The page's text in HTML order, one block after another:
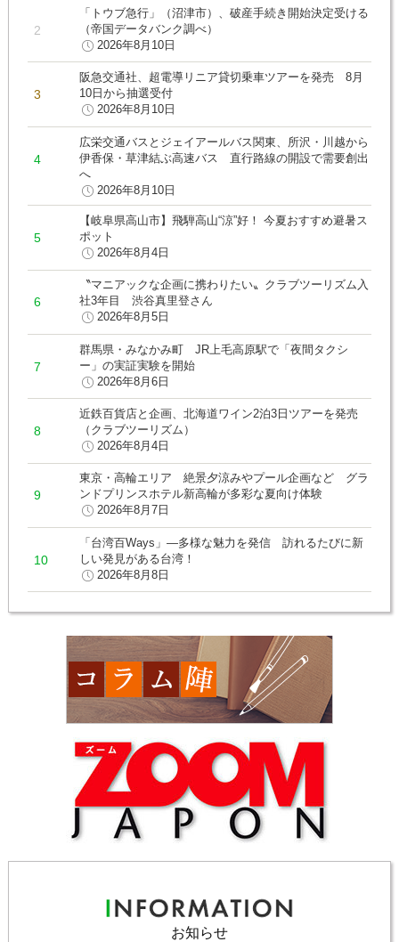
「トウブ急行」（沼津市）、破産手続き開始決定受ける
（帝国データバンク調べ）
2026年8月10日
阪急交通社、超電導リニア貸切乗車ツアーを発売 8月
10日から抽選受付
2026年8月10日
広栄交通バスとジェイアールバス関東、所沢・川越から
伊香保・草津結ぶ高速バス 直行路線の開設で需要創出
へ
2026年8月10日
【岐阜県高山市】飛騨高山“涼”好！ 今夏おすすめ避暑ス
ポット
2026年8月4日
〝マニアックな企画に携わりたい〟クラブツーリズム入
社3年目 渋谷真里登さん
2026年8月5日
群馬県・みなかみ町 JR上毛高原駅で「夜間タクシ
ー」の実証実験を開始
2026年8月6日
近鉄百貨店と企画、北海道ワイン2泊3日ツアーを発売
（クラブツーリズム）
2026年8月4日
東京・高輪エリア 絶景夕涼みやプール企画など グラ
ンドプリンスホテル新高輪が多彩な夏向け体験
2026年8月7日
「台湾百Ways」―多様な魅力を発信 訪れるたびに新
しい発見がある台湾！
2026年8月8日
お知らせ